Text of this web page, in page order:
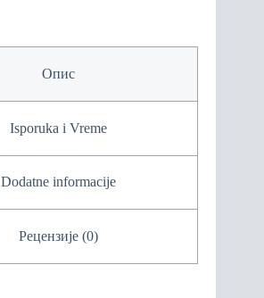
Опис
Isporuka i Vreme
Dodatne informacije
Рецензије (0)